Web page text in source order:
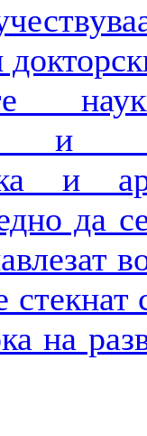
и
и
да
на